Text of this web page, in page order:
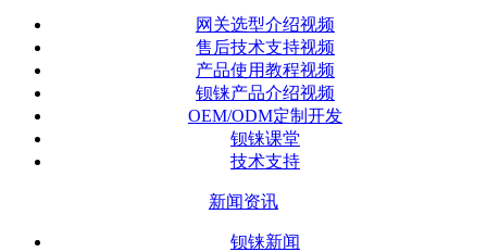
网关选型介绍视频
售后技术支持视频
产品使用教程视频
钡铼产品介绍视频
OEM/ODM定制开发
钡铼课堂
技术支持
新闻资讯
钡铼新闻